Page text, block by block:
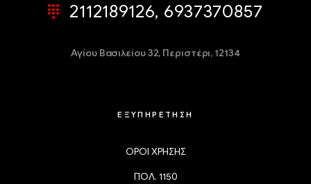
2112189126, 6937370857
Αγίου Βασιλείου 32, Περιστέρι, 12134
ΕΞΥΠΗΡΕΤΗΣΗ
ΟΡΟΙ ΧΡΗΣΗΣ
ΠΟΛ. 1150